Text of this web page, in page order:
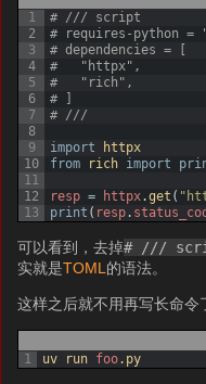
1
2
3
4
5
6
7
8
9
10
11
12
13
# /// script
# requires-python =
# dependencies = [
#   "httpx",
#   "rich",
# ]
# ///
import
httpx
from
rich import
resp = httpx.get (
print ( resp.
可以看到，去掉# ///
实就是TOML的语法。
这样之后就不用再写长命令
1
uv run foo.py